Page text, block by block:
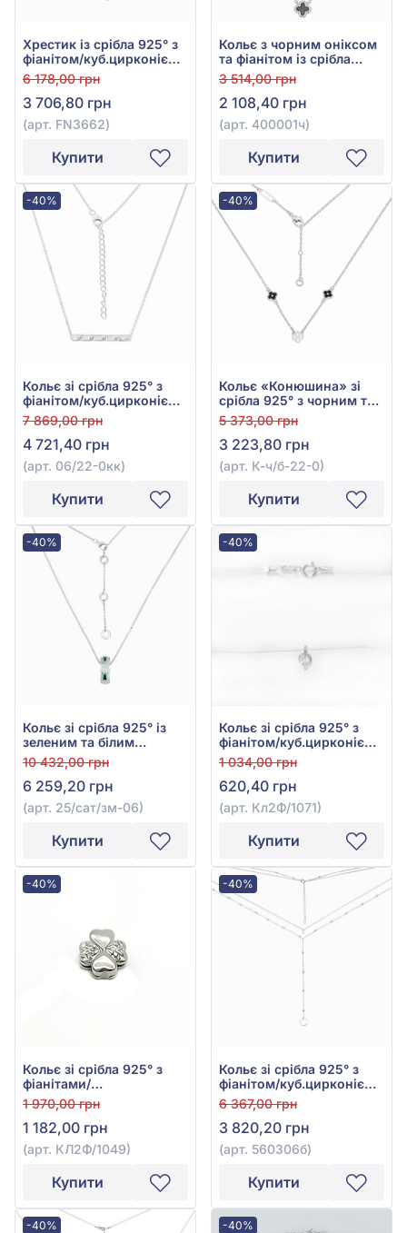
Хрестик із срібла 925° з
фіанітом/куб.цирконієм,
арт. FN3662
6 178,00 грн
3 706,80 грн
(арт. FN3662)
Купити
Кольє з чорним онiксом
та фіанітом із срібла
925°, арт. 400001ч
3 514,00 грн
2 108,40 грн
(арт. 400001ч)
Купити
-40%
Кольє зі срібла 925° з
фіанітом/куб.цирконієм,
арт. 06/22-0кк
7 869,00 грн
4 721,40 грн
(арт. 06/22-0кк)
Купити
-40%
Кольє «Конюшина» зі
срібла 925° з чорним та
білим фіанітом/
куб.цирконієм, арт. К-ч/
б-22-0
5 373,00 грн
3 223,80 грн
(арт. К-ч/б-22-0)
Купити
-40%
Кольє зі срібла 925° із
зеленим та білим
фіанітом/куб.цирконієм,
арт. 25/сат/зм-06
10 432,00 грн
6 259,20 грн
(арт. 25/сат/зм-06)
Купити
-40%
Кольє зі срібла 925° з
фіанітом/куб.цирконієм,
арт. Кл2Ф/1071
1 034,00 грн
620,40 грн
(арт. Кл2Ф/1071)
Купити
-40%
Кольє зі срібла 925° з
фіанітами/
куб.цирконієм, арт.
КЛ2Ф/1049
1 970,00 грн
1 182,00 грн
(арт. КЛ2Ф/1049)
Купити
-40%
Кольє зі срібла 925° з
фіанітом/куб.цирконієм,
арт. 560306б
6 367,00 грн
3 820,20 грн
(арт. 560306б)
Купити
-40% -40%